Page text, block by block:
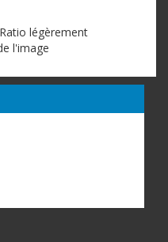
légèrement
l'image